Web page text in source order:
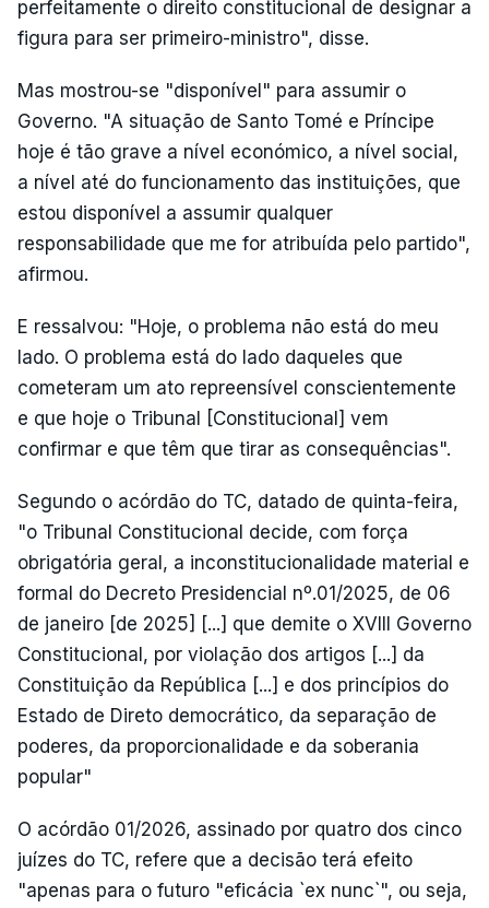
perfeitamente o direito constitucional de designar a
figura para ser primeiro-ministro", disse.
Mas mostrou-se "disponível" para assumir o
Governo. "A situação de Santo Tomé e Príncipe
hoje é tão grave a nível económico, a nível social,
a nível até do funcionamento das instituições, que
estou disponível a assumir qualquer
responsabilidade que me for atribuída pelo partido",
afirmou.
E ressalvou: "Hoje, o problema não está do meu
lado. O problema está do lado daqueles que
cometeram um ato repreensível conscientemente
e que hoje o Tribunal [Constitucional] vem
confirmar e que têm que tirar as consequências".
Segundo o acórdão do TC, datado de quinta-feira,
"o Tribunal Constitucional decide, com força
obrigatória geral, a inconstitucionalidade material e
formal do Decreto Presidencial nº.01/2025, de 06
de janeiro [de 2025] [...] que demite o XVIII Governo
Constitucional, por violação dos artigos [...] da
Constituição da República [...] e dos princípios do
Estado de Direto democrático, da separação de
poderes, da proporcionalidade e da soberania
popular"
O acórdão 01/2026, assinado por quatro dos cinco
juízes do TC, refere que a decisão terá efeito
"apenas para o futuro "eficácia `ex nunc`", ou seja,